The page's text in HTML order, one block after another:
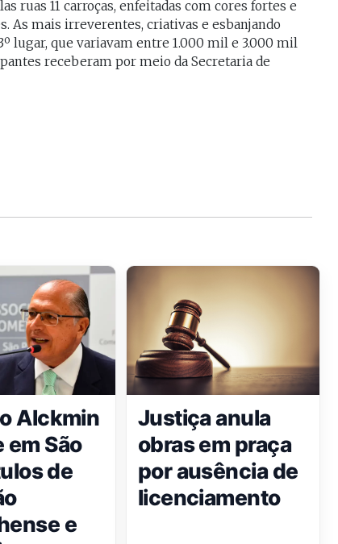
ruas 11 carroças, enfeitadas com cores fortes e
As mais irreverentes, criativas e esbanjando
lugar, que variavam entre 1.000 mil e 3.000 mil
receberam por meio da Secretaria de
Alckmin
em São
de
e
Justiça anula
obras em praça
por ausência de
licenciamento